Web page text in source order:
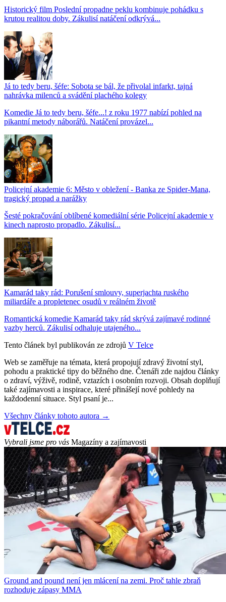
Historický film Poslední propadne peklu kombinuje pohádku s
krutou realitou doby. Zákulisí natáčení odkrývá...
Já to tedy beru, šéfe: Sobota se bál, že přivolal infarkt, tajná
nahrávka milenců a svádění plachého kolegy
Komedie Já to tedy beru, šéfe...! z roku 1977 nabízí pohled na
pikantní metody náborářů. Natáčení provázel...
Policejní akademie 6: Město v obležení - Banka ze Spider-Mana,
tragický propad a narážky
Šesté pokračování oblíbené komediální série Policejní akademie v
kinech naprosto propadlo. Zákulisí...
Kamarád taky rád: Porušení smlouvy, superjachta ruského
miliardáře a propletenec osudů v reálném životě
Romantická komedie Kamarád taky rád skrývá zajímavé rodinné
vazby herců. Zákulisí odhaluje utajeného...
Tento článek byl publikován ze zdrojů V Telce
Web se zaměřuje na témata, která propojují zdravý životní styl,
pohodu a praktické tipy do běžného dne. Čtenáři zde najdou články
o zdraví, výživě, rodině, vztazích i osobním rozvoji. Obsah doplňují
také zajímavosti a inspirace, které přinášejí nové pohledy na
každodenní situace. Styl psaní je...
Všechny články tohoto autora →
Vybrali jsme pro vás Magazíny a zajímavosti
Ground and pound není jen mlácení na zemi. Proč tahle zbraň
rozhoduje zápasy MMA